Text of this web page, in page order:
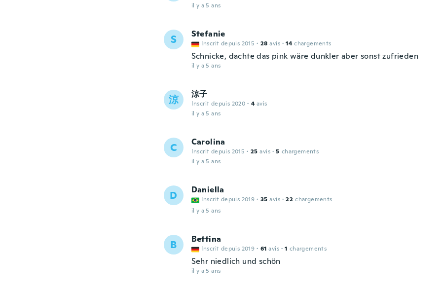
il y a 5 ans
S Stefanie
Inscrit depuis 2015 · 28 avis · 14 chargements
Schnicke, dachte das pink wäre dunkler aber sonst zufrieden
il y a 5 ans
涼 涼子
Inscrit depuis 2020 · 4 avis
il y a 5 ans
C Carolina
Inscrit depuis 2015 · 25 avis · 5 chargements
il y a 5 ans
D Daniella
Inscrit depuis 2019 · 35 avis · 22 chargements
il y a 5 ans
B Bettina
Inscrit depuis 2019 · 61 avis · 1 chargements
Sehr niedlich und schön
il y a 5 ans